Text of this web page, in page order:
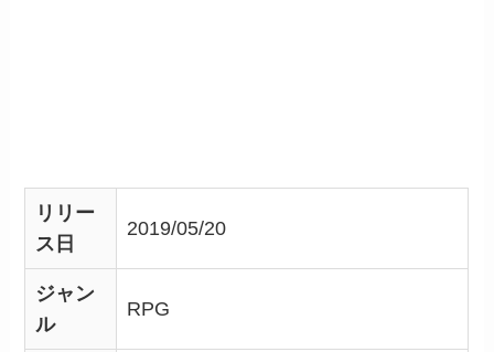
リリー
ス日
2019/05/20
ジャン
ル
RPG